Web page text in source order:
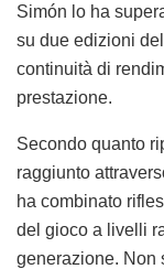
Simón lo ha
su due edizioni
continuità di
prestazione.
Secondo quanto
raggiunto
ha combinato
del gioco a livelli
generazione. Non